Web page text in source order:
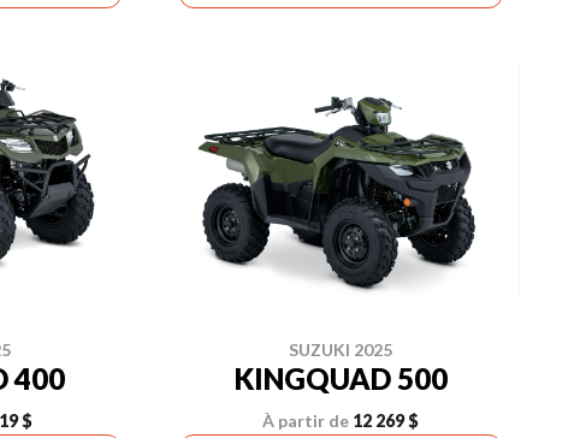
400
$
SUZUKI 2025
KINGQUAD 500
À partir de 12 269 $